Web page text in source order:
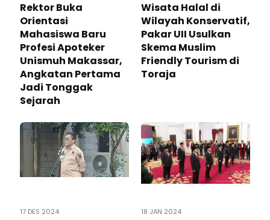
Rektor Buka
Orientasi
Mahasiswa Baru
Profesi Apoteker
Unismuh Makassar,
Angkatan Pertama
Jadi Tonggak
Sejarah
Wisata Halal di
Wilayah Konservatif,
Pakar UII Usulkan
Skema Muslim
Friendly Tourism di
Toraja
17 DES 2024 18 JAN 2024